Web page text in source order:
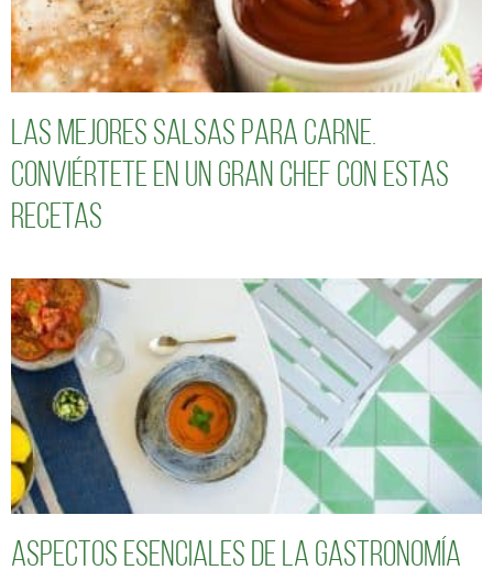
Las mejores salsas para carne.
Conviértete en un gran chef con estas
recetas
Aspectos esenciales de la gastronomía